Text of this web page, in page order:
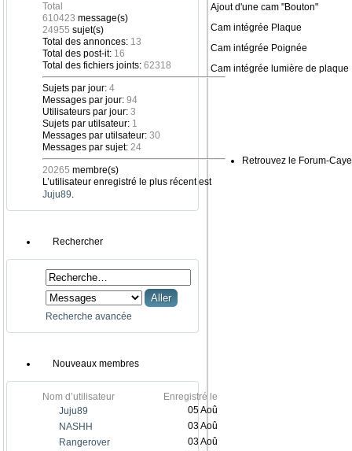
Total
610423 message(s)
24955 sujet(s)
Total des annonces: 13
Total des post-it: 16
Total des fichiers joints: 62318
Sujets par jour: 4
Messages par jour: 94
Utilisateurs par jour: 3
Sujets par utilsateur: 1
Messages par utilsateur: 30
Messages par sujet: 24
20265 membre(s)
L’utilisateur enregistré le plus récent est
Juju89.
Rechercher
Recherche avancée
Nouveaux membres
Nom d’utilisateur
Enregistré le
Juju89
05 Aoû
NASHH
03 Aoû
Rangerover
03 Aoû
Ajout d'une cam "Bouton"
Cam intégrée Plaque
Cam intégrée Poignée
Cam intégrée lumière de plaque
Retrouvez le Forum-